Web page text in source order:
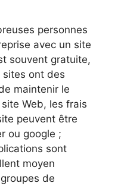
personnes
avec un site
souvent gratuite,
ont des
maintenir le
Web, les frais
peuvent être
ou google ;
sont
moyen
de